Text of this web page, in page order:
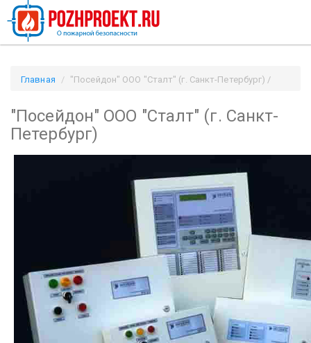
Главная
"Посейдон" ООО "Сталт" (г. Санкт-Петербург) /
"Посейдон" ООО "Сталт" (г. Санкт-
Петербург)